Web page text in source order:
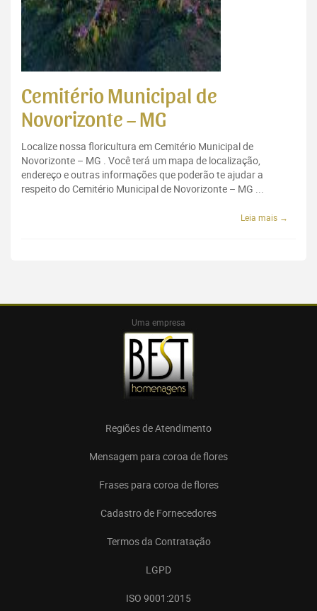
Cemitério Municipal de
Novorizonte – MG
Localize nossa floricultura em Cemitério Municipal de
Novorizonte – MG . Você terá um mapa de localização,
endereço e outras informações que poderão te ajudar a
respeito do Cemitério Municipal de Novorizonte – MG ...
Leia mais →
Uma empresa
Regiões de Atendimento
Mensagem para coroa de flores
Frases para coroa de flores
Cadastro de Fornecedores
Termos da Contratação
LGPD
ISO 9001:2015